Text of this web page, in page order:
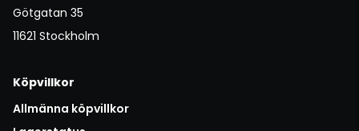
Götgatan 35
11621 Stockholm
Köpvillkor
Allmänna köpvillkor